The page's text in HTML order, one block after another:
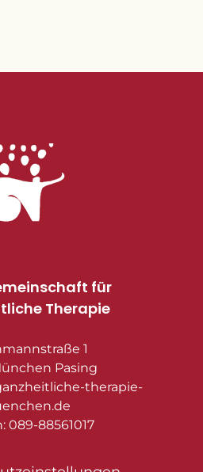
für
Therapie
1
Pasing
therapie-
089-88561017